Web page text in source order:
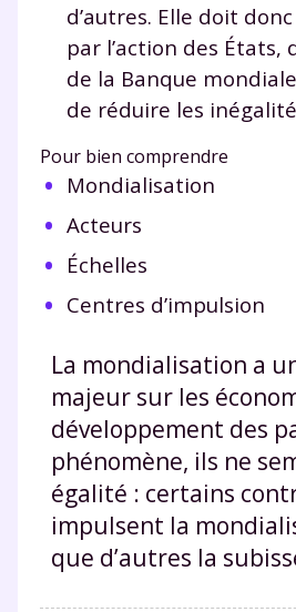
d’autres. Elle doit
par l’action des États,
de la Banque
de réduire les
Pour bien comprendre
Mondialisation
Acteurs
Échelles
Centres d’impulsion
La mondialisation a
majeur sur les
développement des
phénomène, ils ne
égalité : certains
impulsent la
que d’autres la